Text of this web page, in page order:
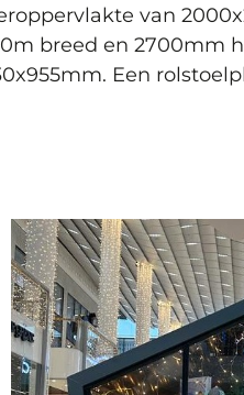
van
breed en 2700mm
Een